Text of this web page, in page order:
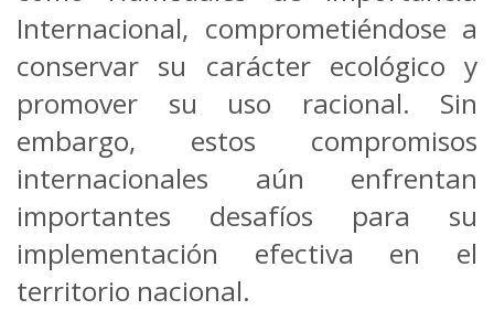
Internacional, comprometiéndose a
conservar su carácter ecológico y
promover su uso racional. Sin
embargo, estos compromisos
internacionales aún enfrentan
importantes desafíos para su
implementación efectiva en el
territorio nacional.